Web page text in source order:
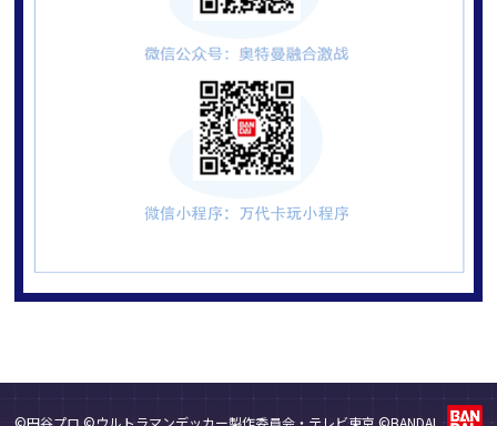
©円谷プロ ©ウルトラマンデッカー製作委員会・テレビ東京 ©BANDAI